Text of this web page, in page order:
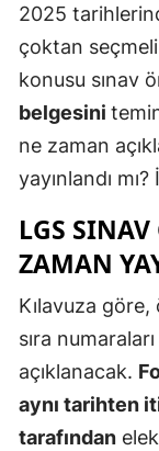
2025
çoktan
konusu sınav
belgesini
ne zaman
yayınlandı
LGS SINAV
ZAMAN
Kılavuza
sıra numaraları
açıklanacak.
aynı tarihten
tarafından